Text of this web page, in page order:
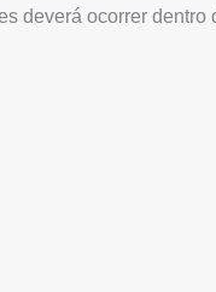
deverá ocorrer